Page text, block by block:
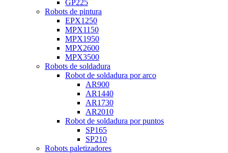
GP225
Robots de pintura
EPX1250
MPX1150
MPX1950
MPX2600
MPX3500
Robots de soldadura
Robot de soldadura por arco
AR900
AR1440
AR1730
AR2010
Robot de soldadura por puntos
SP165
SP210
Robots paletizadores